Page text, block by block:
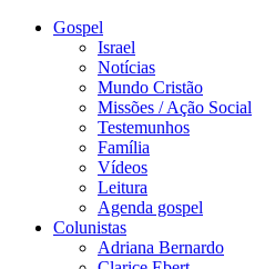
Gospel
Israel
Notícias
Mundo Cristão
Missões / Ação Social
Testemunhos
Família
Vídeos
Leitura
Agenda gospel
Colunistas
Adriana Bernardo